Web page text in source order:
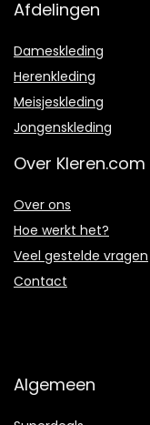
Afdelingen
Dameskleding
Herenkleding
Meisjeskleding
Jongenskleding
Over Kleren.com
Over ons
Hoe werkt het?
Veel gestelde vragen
Contact
Algemeen